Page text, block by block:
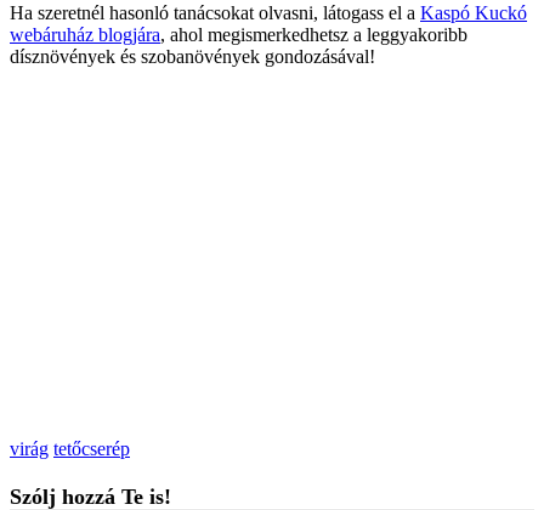
Ha szeretnél hasonló tanácsokat olvasni, látogass el a Kaspó Kuckó
webáruház blogjára, ahol megismerkedhetsz a leggyakoribb
dísznövények és szobanövények gondozásával!
virág tetőcserép
Szólj hozzá Te is!